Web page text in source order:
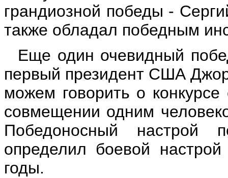
грандиозной победы -
также обладал победным
Еще один очевидный
первый президент США
можем говорить о
совмещении одним
Победоносный настрой
определил боевой
годы.